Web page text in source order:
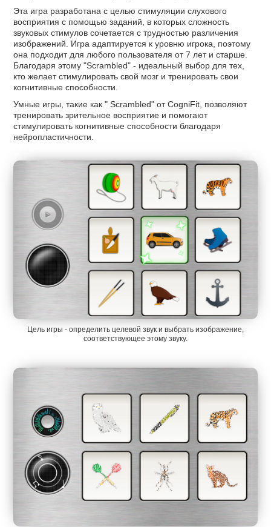
Эта игра разработана с целью стимуляции слухового
восприятия с помощью заданий, в которых сложность
звуковых стимулов сочетается с трудностью различения
изображений. Игра адаптируется к уровню игрока, поэтому
она подходит для любого пользователя от 7 лет и старше.
Благодаря этому "Scrambled" - идеальный выбор для тех,
кто желает стимулировать свой мозг и тренировать свои
когнитивные способности.
Умные игры, такие как " Scrambled" от CogniFit, позволяют
тренировать зрительное восприятие и помогают
стимулировать когнитивные способности благодаря
нейропластичности.
Цель игры - определить целевой звук и выбрать изображение,
соответствующее этому звуку.